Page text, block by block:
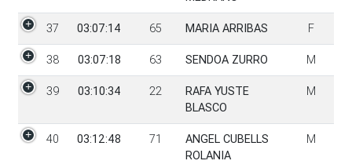
37 03:07:14 65 MARIA ARRIBAS F
38 03:07:18 63 SENDOA ZURRO M
39 03:10:34 22
RAFA YUSTE
BLASCO
M
40 03:12:48 71
ANGEL CUBELLS
ROLANIA
M